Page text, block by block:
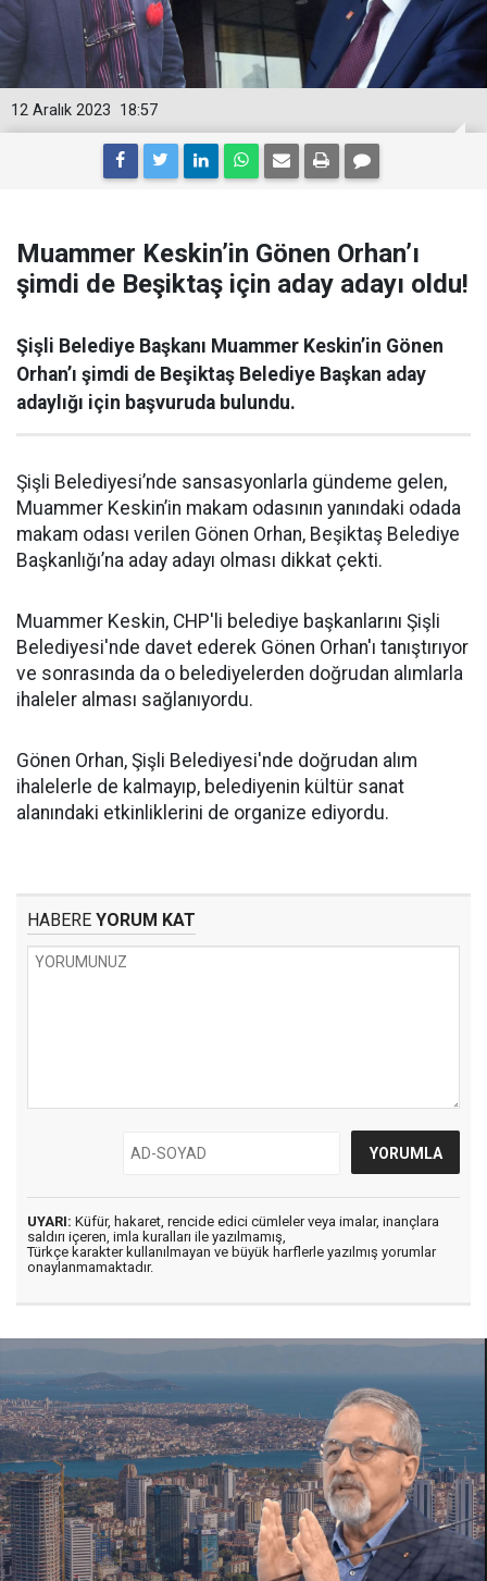
18:57
12 Aralık 2023
Muammer Keskin’in Gönen Orhan’ı
şimdi de Beşiktaş için aday adayı oldu!
Şişli Belediye Başkanı Muammer Keskin’in Gönen
Orhan’ı şimdi de Beşiktaş Belediye Başkan aday
adaylığı için başvuruda bulundu.
Şişli Belediyesi’nde sansasyonlarla gündeme gelen,
Muammer Keskin’in makam odasının yanındaki odada
makam odası verilen Gönen Orhan, Beşiktaş Belediye
Başkanlığı’na aday adayı olması dikkat çekti.
Muammer Keskin, CHP'li belediye başkanlarını Şişli
Belediyesi'nde davet ederek Gönen Orhan'ı tanıştırıyor
ve sonrasında da o belediyelerden doğrudan alımlarla
ihaleler alması sağlanıyordu.
Gönen Orhan, Şişli Belediyesi'nde doğrudan alım
ihalelerle de kalmayıp, belediyenin kültür sanat
alanındaki etkinliklerini de organize ediyordu.
HABERE YORUM KAT
UYARI: Küfür, hakaret, rencide edici cümleler veya imalar, inançlara
saldırı içeren, imla kuralları ile yazılmamış,
Türkçe karakter kullanılmayan ve büyük harflerle yazılmış yorumlar
onaylanmamaktadır.